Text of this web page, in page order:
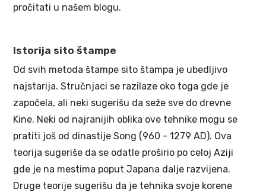
pročitati u našem blogu.
Istorija sito štampe
Od svih metoda štampe sito štampa je ubedljivo
najstarija. Stručnjaci se razilaze oko toga gde je
započela, ali neki sugerišu da seže sve do drevne
Kine. Neki od najranijih oblika ove tehnike mogu se
pratiti još od dinastije Song (960 - 1279 AD). Ova
teorija sugeriše da se odatle proširio po celoj Aziji
gde je na mestima poput Japana dalje razvijena.
Druge teorije sugerišu da je tehnika svoje korene